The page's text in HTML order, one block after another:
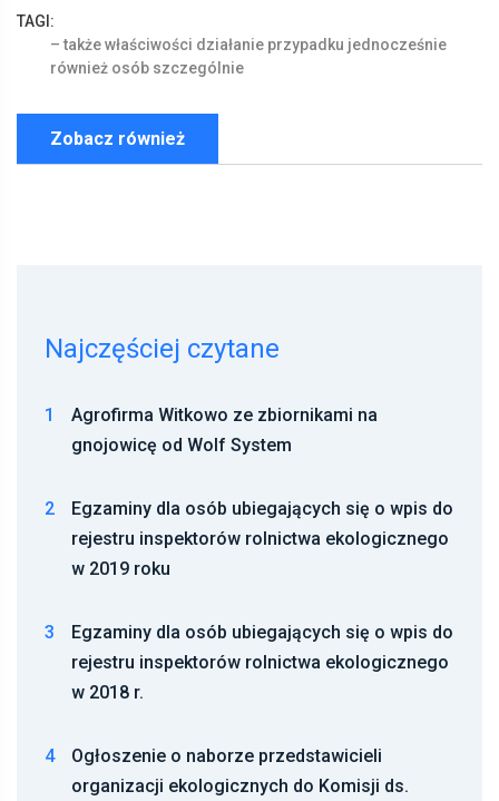
TAGI:
– takżewłaściwości działanie przypadku jednocześnie
również osób szczególnie
Zobacz również
Najczęściej czytane
1
Agrofirma Witkowo ze zbiornikami na
gnojowicę od Wolf System
2
Egzaminy dla osób ubiegających się o wpis do
rejestru inspektorów rolnictwa ekologicznego
w 2019 roku
3
Egzaminy dla osób ubiegających się o wpis do
rejestru inspektorów rolnictwa ekologicznego
w 2018 r.
4
Ogłoszenie o naborze przedstawicieli
organizacji ekologicznych do Komisji ds.